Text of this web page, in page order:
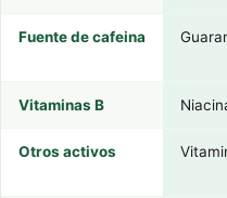
Fuente de cafeina
Vitaminas B
Otros activos